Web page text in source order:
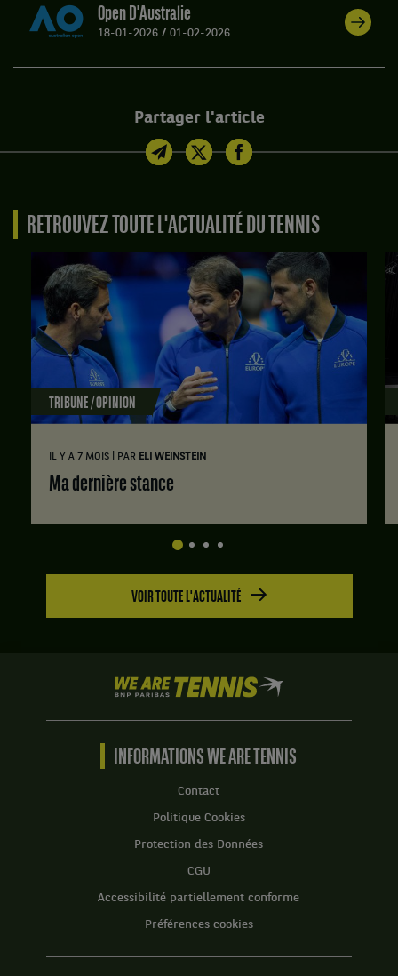
Open D'Australie
18-01-2026 / 01-02-2026
Partager l'article
RETROUVEZ TOUTE L'ACTUALITÉ DU TENNIS
TRIBUNE / OPINION
IL Y A 7 MOIS PAR ELI WEINSTEIN
Ma dernière stance
VOIR TOUTE L'ACTUALITÉ
We
are
Tennis
BNP
Accueil
INFORMATIONS WE ARE TENNIS
Contact
Politique Cookies
Protection des Données
CGU
Accessibilité partiellement conforme
Préférences cookies